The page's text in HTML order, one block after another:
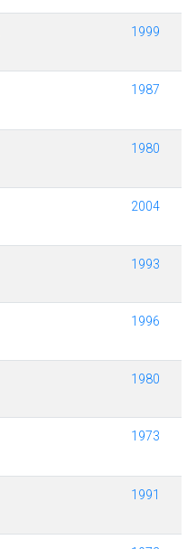
1999
1987
1980
2004
1993
1996
1980
1973
1991